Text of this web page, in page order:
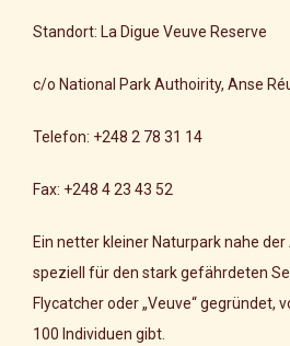
Standort: La Digue Veuve Reserve
c/o National Park Authoirity, Anse
Telefon: +248 2 78 31 14
Fax: +248 4 23 43 52
Ein netter kleiner Naturpark nahe der
speziell für den stark gefährdeten
Flycatcher oder „Veuve“ gegründet,
100 Individuen gibt.